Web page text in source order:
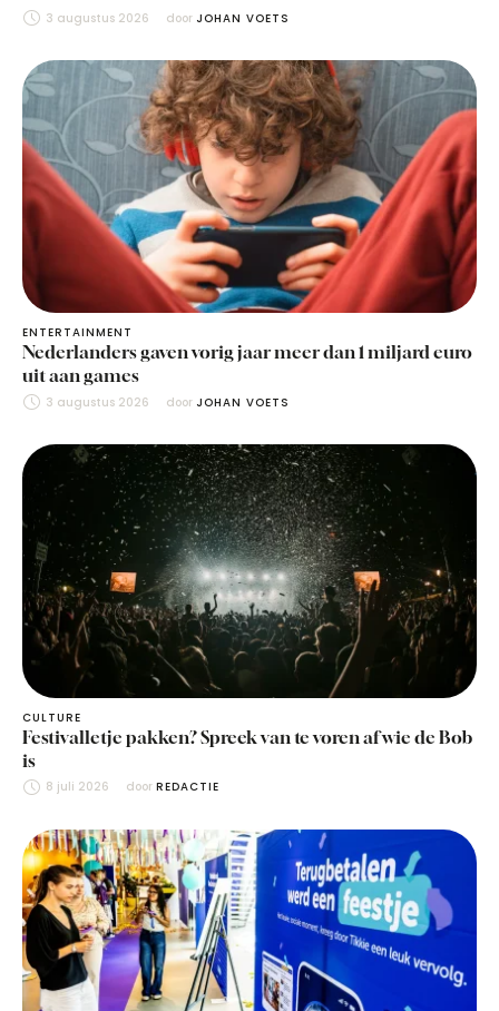
3 augustus 2026 door JOHAN VOETS
ENTERTAINMENT
Nederlanders gaven vorig jaar meer dan 1 miljard euro
uit aan games
3 augustus 2026 door JOHAN VOETS
CULTURE
Festivalletje pakken? Spreek van te voren af wie de Bob
is
8 juli 2026 door REDACTIE